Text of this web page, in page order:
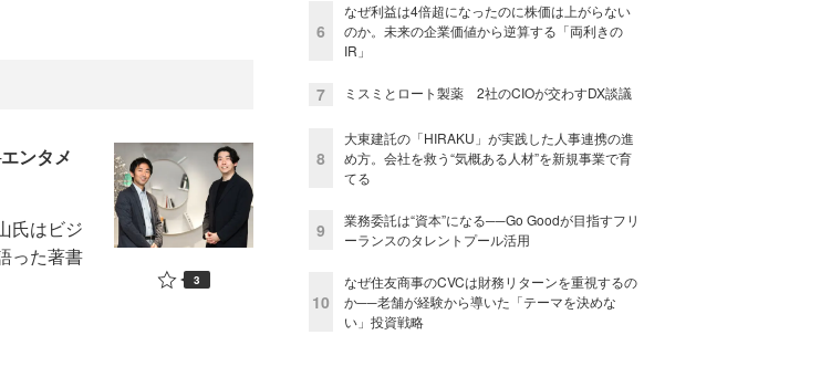
ンタメ
氏はビジ
った著書
3
6
なぜ利益は4倍超になったのに株価は上がらない
のか。未来の企業価値から逆算する「両利きの
IR」
7 ミスミとロート製薬 2社のCIOが交わすDX談議
8
大東建託の「HIRAKU」が実践した人事連携の進
め方。会社を救う“気概ある人材”を新規事業で育
てる
9
業務委託は“資本”になる──Go Goodが目指すフリ
ーランスのタレントプール活用
10
なぜ住友商事のCVCは財務リターンを重視するの
か──老舗が経験から導いた「テーマを決めな
い」投資戦略